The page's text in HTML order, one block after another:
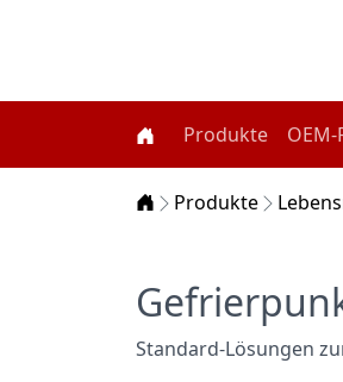
Produkte
Home
Produkte
Standard-Lösungen